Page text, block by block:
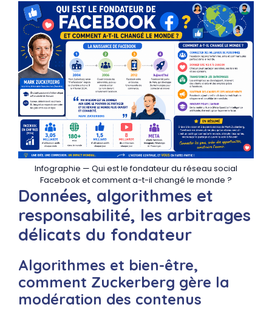
Infographie — Qui est le fondateur du réseau social
Facebook et comment a-t-il changé le monde ?
Données, algorithmes et
responsabilité, les arbitrages
délicats du fondateur
Algorithmes et bien-être,
comment Zuckerberg gère la
modération des contenus